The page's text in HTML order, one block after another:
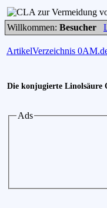
Willkommen: Besucher
ArtikelVerzeichnis
Die konjugierte Linolsäure
Ads